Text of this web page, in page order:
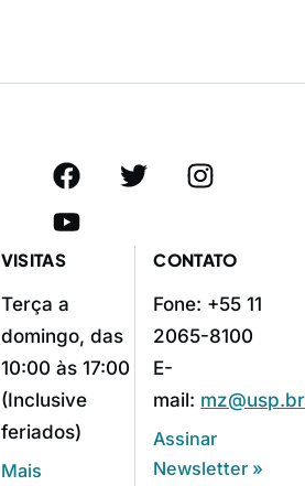
VISITAS
Terça a
domingo, das
10:00 às 17:00
(Inclusive
feriados)
Mais
CONTATO
Fone: +55 11
2065-8100
E-
mail: mz@usp.br
Assinar
Newsletter »